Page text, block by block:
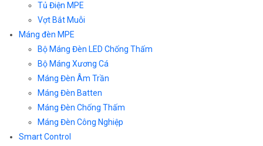
Tủ Điện MPE
Vợt Bắt Muỗi
Máng đèn MPE
Bộ Máng Đèn LED Chống Thấm
Bộ Máng Xương Cá
Máng Đèn Âm Trần
Máng Đèn Batten
Máng Đèn Chống Thấm
Máng Đèn Công Nghiệp
Smart Control